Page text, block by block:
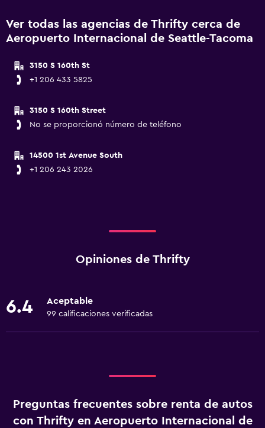
Ver todas las agencias de Thrifty cerca de
Aeropuerto Internacional de Seattle-Tacoma
3150 S 160th St
+1 206 433 5825
3150 S 160th Street
No se proporcionó número de teléfono
14500 1st Avenue South
+1 206 243 2026
Opiniones de Thrifty
6.4 Aceptable
99 calificaciones verificadas
Preguntas frecuentes sobre renta de autos
con Thrifty en Aeropuerto Internacional de